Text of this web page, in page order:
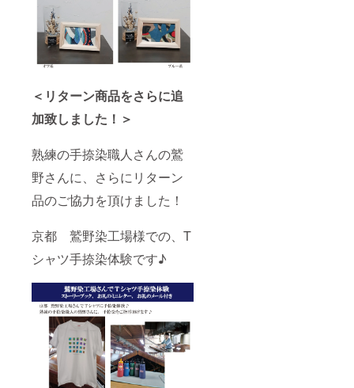
＜リターン商品をさらに追
加致しました！＞
熟練の手捺染職人さんの鷲
野さんに、さらにリターン
品のご協力を頂けました！
京都 鷲野染工場様での、T
シャツ手捺染体験です♪